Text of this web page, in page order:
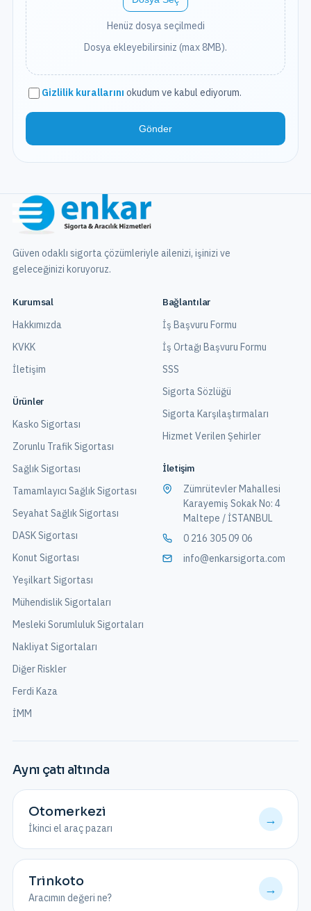
Henüz dosya seçilmedi
Dosya ekleyebilirsiniz (max 8MB).
Gizlilik kurallarını okudum ve kabul ediyorum.
Gönder
Güven odaklı sigorta çözümleriyle ailenizi, işinizi ve
geleceğinizi koruyoruz.
Kurumsal
Hakkımızda
KVKK
İletişim
Ürünler
Kasko Sigortası
Zorunlu Trafik Sigortası
Sağlık Sigortası
Tamamlayıcı Sağlık Sigortası
Seyahat Sağlık Sigortası
DASK Sigortası
Konut Sigortası
Yeşilkart Sigortası
Mühendislik Sigortaları
Mesleki Sorumluluk Sigortaları
Nakliyat Sigortaları
Diğer Riskler
Ferdi Kaza
İMM
Bağlantılar
İş Başvuru Formu
İş Ortağı Başvuru Formu
SSS
Sigorta Sözlüğü
Sigorta Karşılaştırmaları
Hizmet Verilen Şehirler
İletişim
Zümrütevler Mahallesi
Karayemiş Sokak No: 4
Maltepe / İSTANBUL
0 216 305 09 06
info@enkarsigorta.com
Aynı çatı altında
Otomerkezi
İkinci el araç pazarı
→
Trinkoto
Aracımın değeri ne?
→